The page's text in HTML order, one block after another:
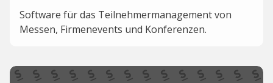
Software für das Teilnehmermanagement von
Messen, Firmenevents und Konferenzen.